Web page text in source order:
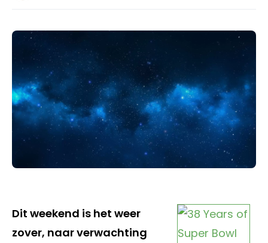
Dit weekend is het weer
zover, naar verwachting